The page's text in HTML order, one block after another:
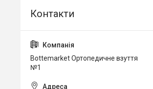
Bottemarket Ортопедичне взуття
№1